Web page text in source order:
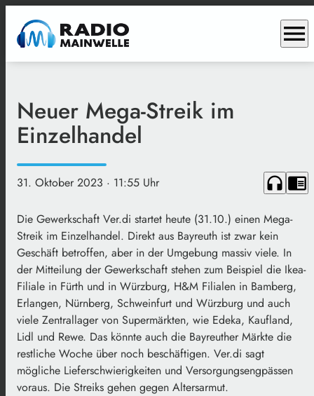
menu
Neuer Mega-Streik im
Einzelhandel
31. Oktober 2023 · 11:55 Uhr headphones chrome_reader_mode
Die Gewerkschaft Ver.di startet heute (31.10.) einen Mega-
Streik im Einzelhandel. Direkt aus Bayreuth ist zwar kein
Geschäft betroffen, aber in der Umgebung massiv viele. In
der Mitteilung der Gewerkschaft stehen zum Beispiel die Ikea-
Filiale in Fürth und in Würzburg, H&M Filialen in Bamberg,
Erlangen, Nürnberg, Schweinfurt und Würzburg und auch
viele Zentrallager von Supermärkten, wie Edeka, Kaufland,
Lidl und Rewe. Das könnte auch die Bayreuther Märkte die
restliche Woche über noch beschäftigen. Ver.di sagt
mögliche Lieferschwierigkeiten und Versorgungsengpässen
voraus. Die Streiks gehen gegen Altersarmut.